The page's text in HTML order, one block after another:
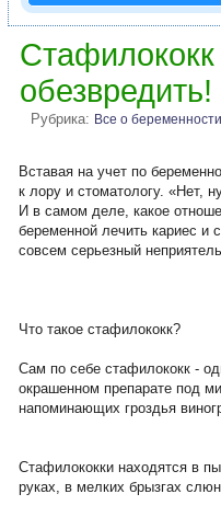
обезвредить!
Рубрика: Все о беременности
Вставая на учет по
к лору и стоматологу. «Нет,
И в самом деле, какое
беременной лечить кариес и
совсем серьезный
Что такое стафилококк?
Сам по себе стафилококк -
окрашенном препарате под
напоминающих гроздья
Стафилококки находятся в
руках, в мелких брызгах